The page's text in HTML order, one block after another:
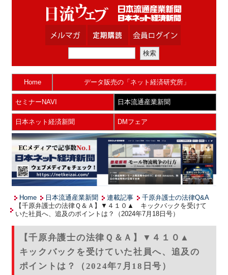
Home データ販売の「ネット経済研究所」
セミナーNAVI 日本流通産業新聞
日本ネット経済新聞 DMフェア
Home 日本流通産業新聞 連載記事
千原弁護士の法律Q&A
【千原弁護士の法律Ｑ＆Ａ】▼４１０▲ キックバックを受けて
いた社員へ、追及のポイントは？（2024年7月18日号）
【千原弁護士の法律Ｑ＆Ａ】▼４１０▲
キックバックを受けていた社員へ、追及の
ポイントは？（2024年7月18日号）